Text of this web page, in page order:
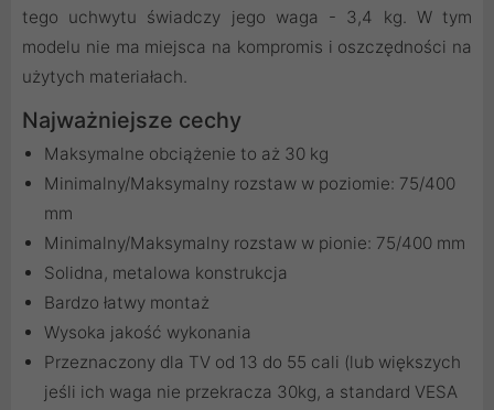
tego uchwytu świadczy jego waga - 3,4 kg. W tym
modelu nie ma miejsca na kompromis i oszczędności na
użytych materiałach.
Najważniejsze cechy
Maksymalne obciążenie to aż 30 kg
Minimalny/Maksymalny rozstaw w poziomie: 75/400
mm
Minimalny/Maksymalny rozstaw w pionie: 75/400 mm
Solidna, metalowa konstrukcja
Bardzo łatwy montaż
Wysoka jakość wykonania
Przeznaczony dla TV od 13 do 55 cali (lub większych
jeśli ich waga nie przekracza 30kg, a standard VESA